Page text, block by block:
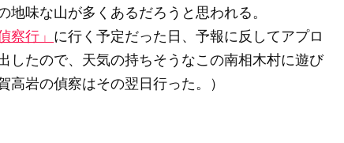
地味な山が多くあるだろうと思われる。
察行」 に行く予定だった日、予報に反してアプロ
したので、天気の持ちそうなこの南相木村に遊び
高岩の偵察はその翌日行った。）